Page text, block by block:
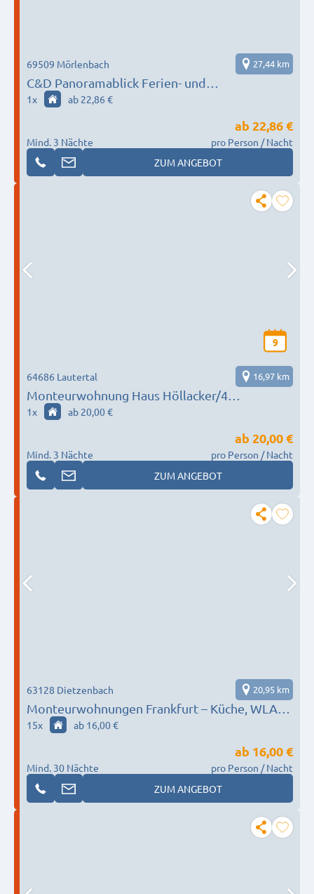
C&D Panoramablick Ferien- und
Monteurwohnungen
69509 Mörlenbach 27,44 km
1x ab 22,86 €
Mind. 3 Nächte
ab 22,86 €
pro Person / Nacht
ZUM ANGEBOT
9
Monteurwohnung Haus Höllacker/4
Einzelbetten!
64686 Lautertal 16,97 km
1x ab 20,00 €
Mind. 3 Nächte
ab 20,00 €
pro Person / Nacht
ZUM ANGEBOT
Monteurwohnungen Frankfurt – Küche, WLAN,
Parkplatz, Reinigung inklusive
63128 Dietzenbach 20,95 km
15x ab 16,00 €
Mind. 30 Nächte
ab 16,00 €
pro Person / Nacht
ZUM ANGEBOT